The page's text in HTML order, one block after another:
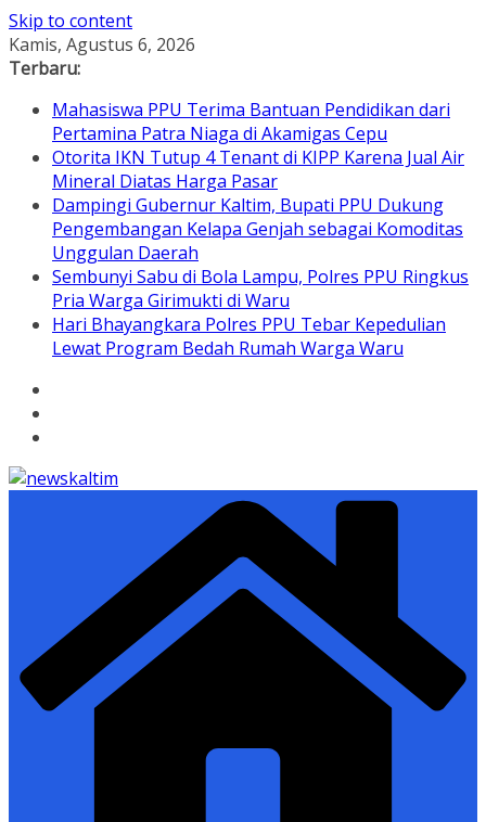
Skip to content
Kamis, Agustus 6, 2026
Terbaru:
Mahasiswa PPU Terima Bantuan Pendidikan dari
Pertamina Patra Niaga di Akamigas Cepu
Otorita IKN Tutup 4 Tenant di KIPP Karena Jual Air
Mineral Diatas Harga Pasar
Dampingi Gubernur Kaltim, Bupati PPU Dukung
Pengembangan Kelapa Genjah sebagai Komoditas
Unggulan Daerah
Sembunyi Sabu di Bola Lampu, Polres PPU Ringkus
Pria Warga Girimukti di Waru
Hari Bhayangkara Polres PPU Tebar Kepedulian
Lewat Program Bedah Rumah Warga Waru